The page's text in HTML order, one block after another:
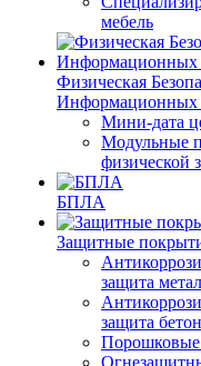
мебель
Физическая
Информационных
Мини-дата
Модульные
физической
БПЛА
Защитные
защита
защита